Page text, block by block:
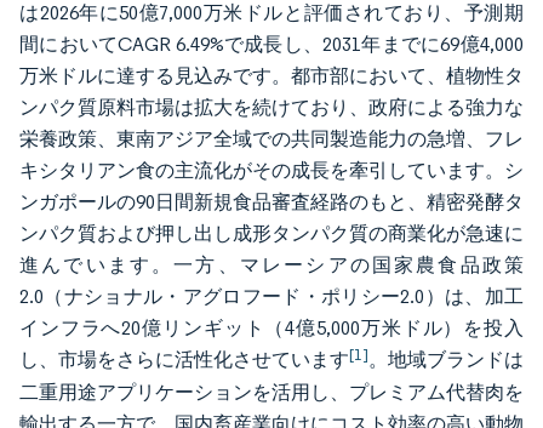
は2026年に50億7,000万米ドルと評価されており、予測期
間においてCAGR 6.49%で成長し、2031年までに69億4,000
万米ドルに達する見込みです。都市部において、植物性タ
ンパク質原料市場は拡大を続けており、政府による強力な
栄養政策、東南アジア全域での共同製造能力の急増、フレ
キシタリアン食の主流化がその成長を牽引しています。シ
ンガポールの90日間新規食品審査経路のもと、精密発酵タ
ンパク質および押し出し成形タンパク質の商業化が急速に
進んでいます。一方、マレーシアの国家農食品政策
2.0（ナショナル・アグロフード・ポリシー2.0）は、加工
インフラへ20億リンギット（4億5,000万米ドル）を投入
し、市場をさらに活性化させています[1]。地域ブランドは
二重用途アプリケーションを活用し、プレミアム代替肉を